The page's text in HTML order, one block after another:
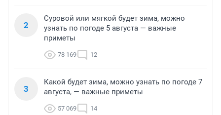
2
Суровой или мягкой будет зима, можно
узнать по погоде 5 августа — важные
приметы
78 169 12
3
Какой будет зима, можно узнать по погоде 7
августа, — важные приметы
57 069 14